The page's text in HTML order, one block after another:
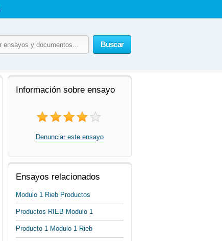
Buscar
Información sobre ensayo
Denunciar este ensayo
Ensayos relacionados
Modulo 1 Rieb Productos
Productos RIEB Modulo 1
Producto 1 Modulo 1 Rieb